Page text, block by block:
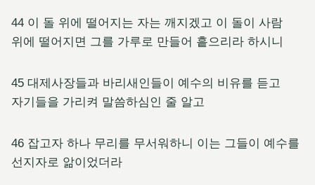
44 이 돌 위에 떨어지는 자는 깨지겠고 이 돌이 사람
위에 떨어지면 그를 가루로 만들어 흩으리라 하시니
45 대제사장들과 바리새인들이 예수의 비유를 듣고
자기들을 가리켜 말씀하심인 줄 알고
46 잡고자 하나 무리를 무서워하니 이는 그들이 예수를
선지자로 앎이었더라